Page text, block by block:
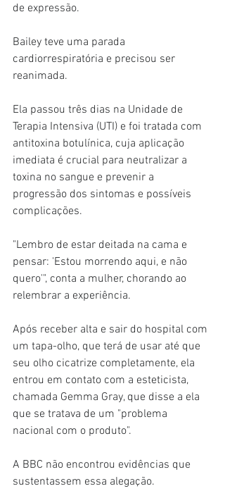
de expressão.
Bailey teve uma parada
cardiorrespiratória e precisou ser
reanimada.
Ela passou três dias na Unidade de
Terapia Intensiva (UTI) e foi tratada com
antitoxina botulínica, cuja aplicação
imediata é crucial para neutralizar a
toxina no sangue e prevenir a
progressão dos sintomas e possíveis
complicações.
"Lembro de estar deitada na cama e
pensar: 'Estou morrendo aqui, e não
quero'", conta a mulher, chorando ao
relembrar a experiência.
Após receber alta e sair do hospital com
um tapa-olho, que terá de usar até que
seu olho cicatrize completamente, ela
entrou em contato com a esteticista,
chamada Gemma Gray, que disse a ela
que se tratava de um "problema
nacional com o produto".
A BBC não encontrou evidências que
sustentassem essa alegação.